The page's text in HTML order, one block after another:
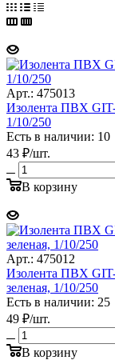
Арт.: 475013
Изолента ПВХ
1/10/250
Есть в наличии: 10
43 ₽/шт.
В корзину
Арт.: 475012
Изолента ПВХ
зеленая, 1/10/250
Есть в наличии: 25
49 ₽/шт.
В корзину